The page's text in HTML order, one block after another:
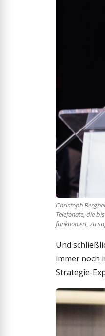
Christoph
Telefonate, die
funktioniert, zu
Und
immer noch
Strategie-